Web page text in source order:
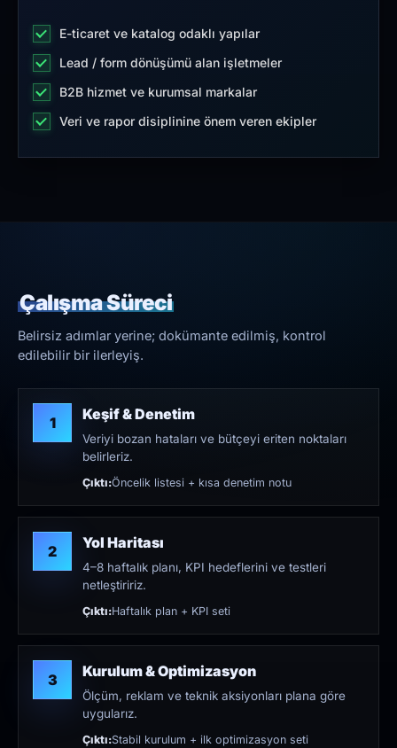
E-ticaret ve katalog odaklı yapılar
Lead / form dönüşümü alan işletmeler
B2B hizmet ve kurumsal markalar
Veri ve rapor disiplinine önem veren ekipler
Çalışma Süreci
Belirsiz adımlar yerine; dokümante edilmiş, kontrol
edilebilir bir ilerleyiş.
1 Keşif & Denetim
Veriyi bozan hataları ve bütçeyi eriten noktaları
belirleriz.
Çıktı:Öncelik listesi + kısa denetim notu
2 Yol Haritası
4–8 haftalık planı, KPI hedeflerini ve testleri
netleştiririz.
Çıktı:Haftalık plan + KPI seti
3 Kurulum & Optimizasyon
Ölçüm, reklam ve teknik aksiyonları plana göre
uygularız.
Çıktı:Stabil kurulum + ilk optimizasyon seti